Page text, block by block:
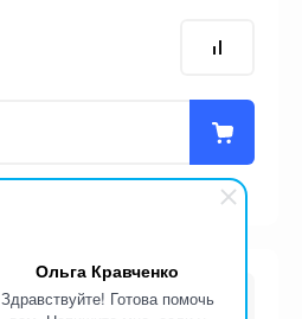
Ольга Кравченко
Здравствуйте! Готова помочь